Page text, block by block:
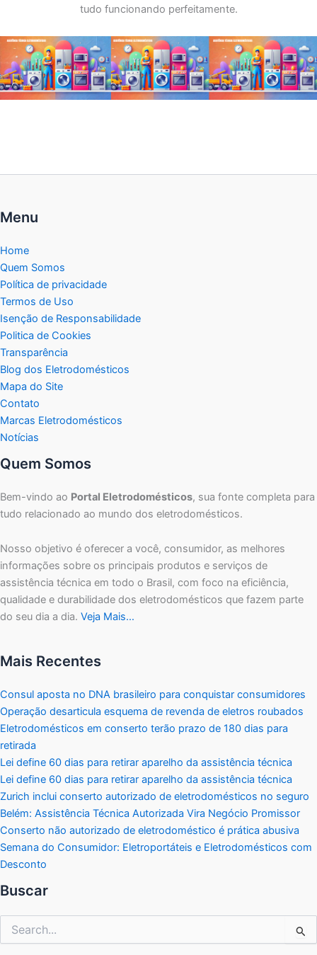
tudo funcionando perfeitamente.
Menu
Home
Quem Somos
Política de privacidade
Termos de Uso
Isenção de Responsabilidade
Politica de Cookies
Transparência
Blog dos Eletrodomésticos
Mapa do Site
Contato
Marcas Eletrodomésticos
Notícias
Quem Somos
Bem-vindo ao Portal Eletrodomésticos, sua fonte completa para
tudo relacionado ao mundo dos eletrodomésticos.
Nosso objetivo é oferecer a você, consumidor, as melhores
informações sobre os principais produtos e serviços de
assistência técnica em todo o Brasil, com foco na eficiência,
qualidade e durabilidade dos eletrodomésticos que fazem parte
do seu dia a dia. Veja Mais…
Mais Recentes
Consul aposta no DNA brasileiro para conquistar consumidores
Operação desarticula esquema de revenda de eletros roubados
Eletrodomésticos em conserto terão prazo de 180 dias para
retirada
Lei define 60 dias para retirar aparelho da assistência técnica
Lei define 60 dias para retirar aparelho da assistência técnica
Zurich inclui conserto autorizado de eletrodomésticos no seguro
Belém: Assistência Técnica Autorizada Vira Negócio Promissor
Conserto não autorizado de eletrodoméstico é prática abusiva
Semana do Consumidor: Eletroportáteis e Eletrodomésticos com
Desconto
Buscar
por: